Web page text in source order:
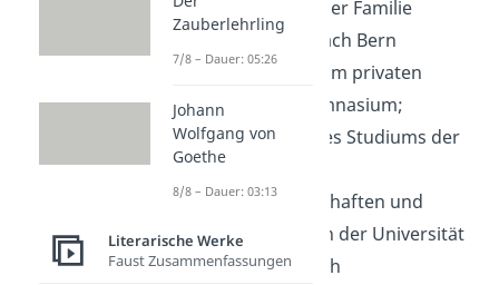
Umzug der Familie
Dürrenmatt nach Bern
Matura am privaten
Humboldt-Gymnasium;
Aufnahme eines Studiums der
Philosophie,
Naturwissenschaften und
Germanistik an der Universität
Bern und Zürich
Zauberlehrling
7/8 – Dauer: 05:26
Johann
Wolfgang von
Goethe
8/8 – Dauer: 03:13
Literarische Werke
Faust Zusammenfassungen